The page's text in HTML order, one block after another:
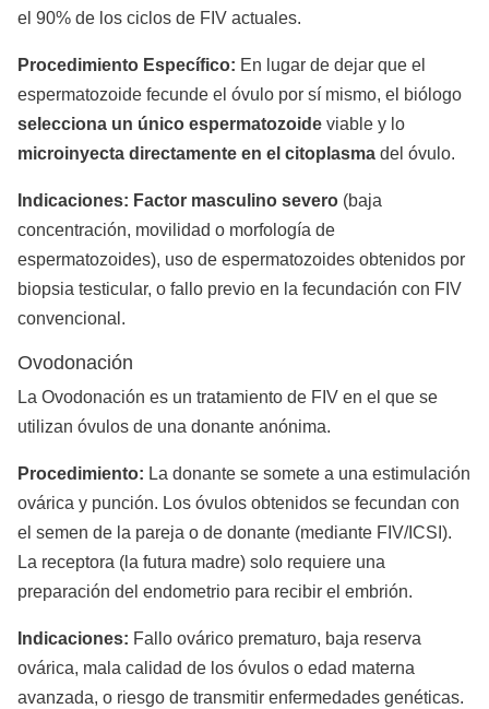
el 90% de los ciclos de FIV actuales.
Procedimiento Específico: En lugar de dejar que el
espermatozoide fecunde el óvulo por sí mismo, el biólogo
selecciona un único espermatozoide viable y lo
microinyecta directamente en el citoplasma del óvulo.
Indicaciones: Factor masculino severo (baja
concentración, movilidad o morfología de
espermatozoides), uso de espermatozoides obtenidos por
biopsia testicular, o fallo previo en la fecundación con FIV
convencional.
Ovodonación
La Ovodonación es un tratamiento de FIV en el que se
utilizan óvulos de una donante anónima.
Procedimiento: La donante se somete a una estimulación
ovárica y punción. Los óvulos obtenidos se fecundan con
el semen de la pareja o de donante (mediante FIV/ICSI).
La receptora (la futura madre) solo requiere una
preparación del endometrio para recibir el embrión.
Indicaciones: Fallo ovárico prematuro, baja reserva
ovárica, mala calidad de los óvulos o edad materna
avanzada, o riesgo de transmitir enfermedades genéticas.